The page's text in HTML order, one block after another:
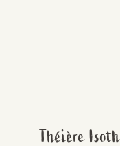
Théière